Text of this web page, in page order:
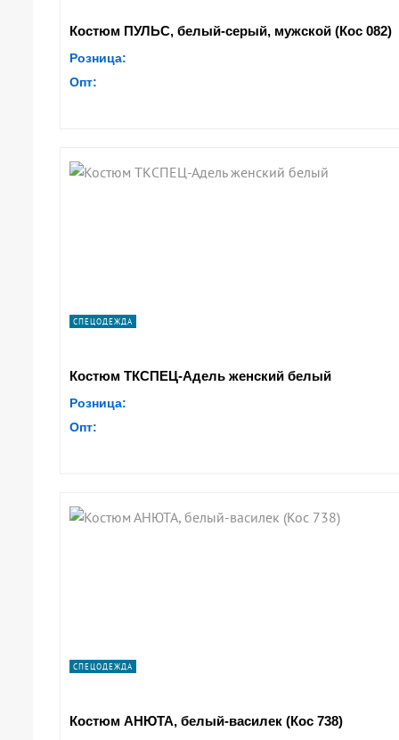
Костюм ПУЛЬС, белый-серый, мужской (Кос 082)
Розница:
Опт:
СПЕЦОДЕЖДА
Костюм ТКСПЕЦ-Адель женский белый
Розница:
Опт:
СПЕЦОДЕЖДА
Костюм АНЮТА, белый-василек (Кос 738)